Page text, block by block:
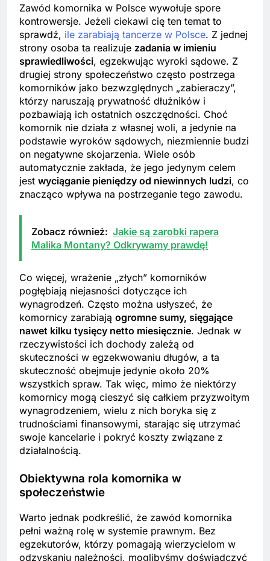
Zawód komornika w Polsce wywołuje spore
kontrowersje. Jeżeli ciekawi cię ten temat to
sprawdź, ile zarabiają tancerze w Polsce. Z jednej
strony osoba ta realizuje zadania w imieniu
sprawiedliwości, egzekwując wyroki sądowe. Z
drugiej strony społeczeństwo często postrzega
komorników jako bezwzględnych „zabieraczy”,
którzy naruszają prywatność dłużników i
pozbawiają ich ostatnich oszczędności. Choć
komornik nie działa z własnej woli, a jedynie na
podstawie wyroków sądowych, niezmiennie budzi
on negatywne skojarzenia. Wiele osób
automatycznie zakłada, że jego jedynym celem
jest wyciąganie pieniędzy od niewinnych ludzi, co
znacząco wpływa na postrzeganie tego zawodu.
Zobacz również: Jakie są zarobki rapera
Malika Montany? Odkrywamy prawdę!
Co więcej, wrażenie „złych” komorników
pogłębiają niejasności dotyczące ich
wynagrodzeń. Często można usłyszeć, że
komornicy zarabiają ogromne sumy, sięgające
nawet kilku tysięcy netto miesięcznie. Jednak w
rzeczywistości ich dochody zależą od
skuteczności w egzekwowaniu długów, a ta
skuteczność obejmuje jedynie około 20%
wszystkich spraw. Tak więc, mimo że niektórzy
komornicy mogą cieszyć się całkiem przyzwoitym
wynagrodzeniem, wielu z nich boryka się z
trudnościami finansowymi, starając się utrzymać
swoje kancelarie i pokryć koszty związane z
działalnością.
Obiektywna rola komornika w
społeczeństwie
Warto jednak podkreślić, że zawód komornika
pełni ważną rolę w systemie prawnym. Bez
egzekutorów, którzy pomagają wierzycielom w
odzyskaniu należności, moglibyśmy doświadczyć